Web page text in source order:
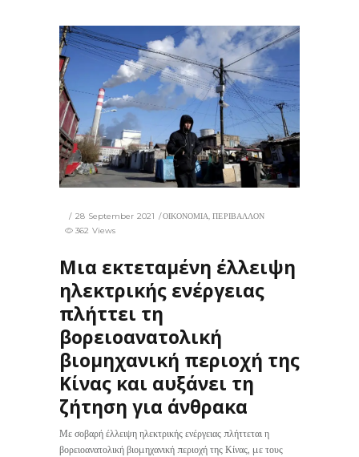
28 September 2021 ΟΙΚΟΝΟΜΙΑ,ΠΕΡΙΒΑΛΛΟΝ
362 Views
Μια εκτεταμένη έλλειψη
ηλεκτρικής ενέργειας
πλήττει τη
βορειοανατολική
βιομηχανική περιοχή της
Κίνας και αυξάνει τη
ζήτηση για άνθρακα
Με σοβαρή έλλειψη ηλεκτρικής ενέργειας πλήττεται η
βορειοανατολική βιομηχανική περιοχή της Κίνας, με τους